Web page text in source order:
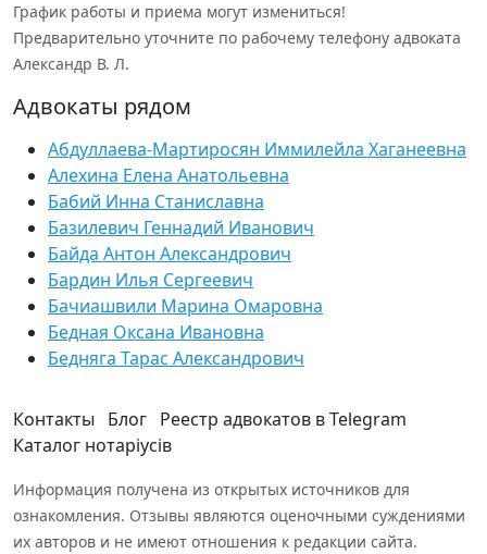
График работы и приема могут измениться!
Предварительно уточните по рабочему телефону адвоката
Александр В. Л.
Адвокаты рядом
Абдуллаева-Мартиросян Иммилейла Хаганеевна
Алехина Елена Анатольевна
Бабий Инна Станиславна
Базилевич Геннадий Иванович
Байда Антон Александрович
Бардин Илья Сергеевич
Бачиашвили Марина Омаровна
Бедная Оксана Ивановна
Бедняга Тарас Александрович
Контакты Блог Реестр адвокатов в Telegram
Каталог нотаріусів
Информация получена из открытых источников для
ознакомления. Отзывы являются оценочными суждениями
их авторов и не имеют отношения к редакции сайта.